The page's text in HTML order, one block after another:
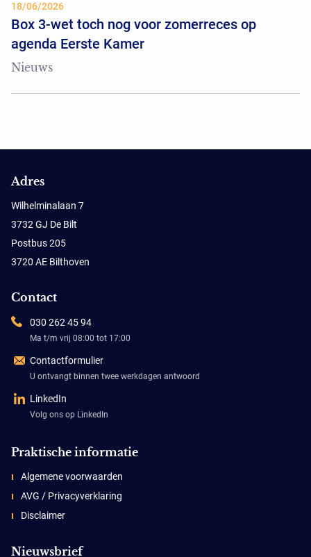
18/06/2026
Box 3-wet toch nog voor zomerreces op
agenda Eerste Kamer
Nieuws
Adres
Wilhelminalaan 7
3732 GJ De Bilt
Postbus 205
3720 AE Bilthoven
Contact
030 262 45 94
Ma t/m vrij 08:00 tot 17:00
Contactformulier
U ontvangt binnen twee werkdagen antwoord
LinkedIn
Volg ons op LinkedIn
Praktische informatie
Algemene voorwaarden
AVG / Privacyverklaring
Disclaimer
Nieuwsbrief